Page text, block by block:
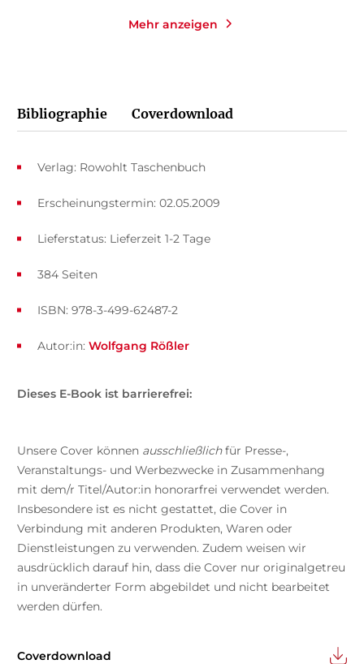
Mehr anzeigen
Bibliographie Coverdownload
Verlag: Rowohlt Taschenbuch
Erscheinungstermin: 02.05.2009
Lieferstatus: Lieferzeit 1-2 Tage
ISBN: 978-3-499-62487-2
384 Seiten
Autor:in: Wolfgang Rößler
Dieses E-Book ist barrierefrei:
Unsere Cover können ausschließlichfür Presse-,
Veranstaltungs- und Werbezwecke in Zusammenhang
mit dem/r Titel/Autor:in honorarfrei verwendet werden.
Insbesondere ist es nicht gestattet, die Cover in
Verbindung mit anderen Produkten, Waren oder
Dienstleistungen zu verwenden. Zudem weisen wir
ausdrücklich darauf hin, dass die Cover nur originalgetreu
in unveränderter Form abgebildet und nicht bearbeitet
werden dürfen.
Coverdownload